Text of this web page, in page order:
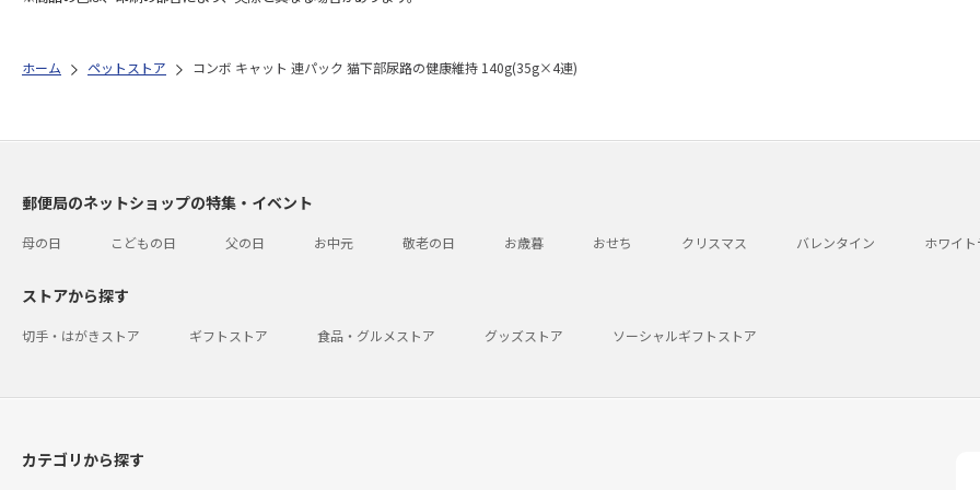
ホーム ペットストア コンボ キャット 連パック 猫下部尿路の健康維持 140g(35g×4連)
郵便局のネットショップの特集・イベント
母の日 こどもの日 父の日 お中元 敬老の日 お歳暮 おせち クリスマス バレンタイン ホワイ
ストアから探す
切手・はがきストア ギフトストア 食品・グルメストア グッズストア ソーシャルギフトストア
カテゴリから探す